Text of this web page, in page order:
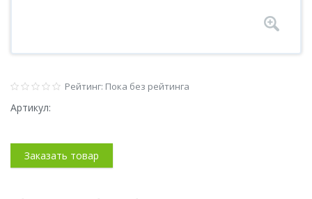
Рейтинг: Пока без рейтинга
Артикул:
Заказать товар